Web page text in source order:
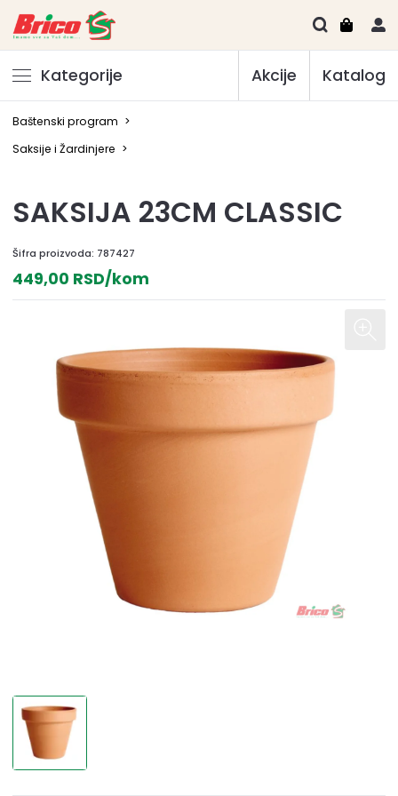
Kategorije Akcije Katalog
Baštenski program >
Saksije i Žardinjere >
SAKSIJA 23CM CLASSIC
Šifra proizvoda: 787427
449,00 RSD/kom